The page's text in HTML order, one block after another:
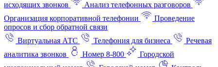
исходящих звонков
Анализ телефонных разговоров
Организация корпоративной телефонии
Проведение
опросов и сбор обратной связи
Виртуальная АТС
Телефония для бизнеса
Речевая
аналитика звонков
Номер 8-800
Городской